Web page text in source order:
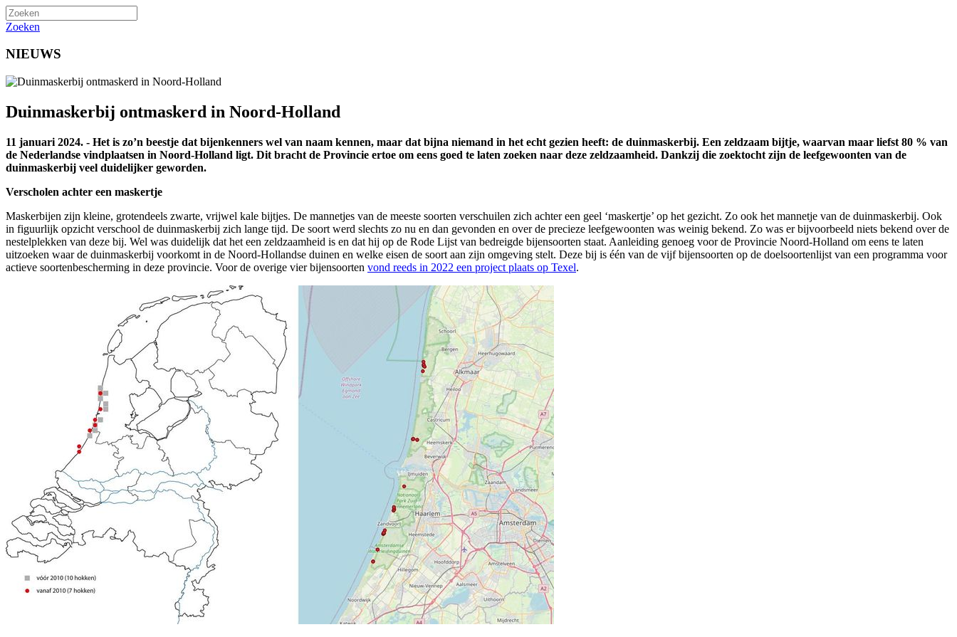
Zoeken
NIEUWS
Duinmaskerbij ontmaskerd in Noord-Holland
11 januari 2024. - Het is zo’n beestje dat bijenkenners wel van naam kennen, maar dat bijna niemand in het echt gezien heeft: de duinmaskerbij. Een zeldzaam bijtje, waarvan maar liefst 80 % van
de Nederlandse vindplaatsen in Noord-Holland ligt. Dit bracht de Provincie ertoe om eens goed te laten zoeken naar deze zeldzaamheid. Dankzij die zoektocht zijn de leefgewoonten van de
duinmaskerbij veel duidelijker geworden.
Verscholen achter een maskertje
Maskerbijen zijn kleine, grotendeels zwarte, vrijwel kale bijtjes. De mannetjes van de meeste soorten verschuilen zich achter een geel ‘maskertje’ op het gezicht. Zo ook het mannetje van de duinmaskerbij. Ook
in figuurlijk opzicht verschool de duinmaskerbij zich lange tijd. De soort werd slechts zo nu en dan gevonden en over de precieze leefgewoonten was weinig bekend. Zo was er bijvoorbeeld niets bekend over de
nestelplekken van deze bij. Wel was duidelijk dat het een zeldzaamheid is en dat hij op de Rode Lijst van bedreigde bijensoorten staat. Aanleiding genoeg voor de Provincie Noord-Holland om eens te laten
uitzoeken waar de duinmaskerbij voorkomt in de Noord-Hollandse duinen en welke eisen de soort aan zijn omgeving stelt. Deze bij is één van de vijf bijensoorten op de doelsoortenlijst van een programma voor
actieve soortenbescherming in deze provincie. Voor de overige vier bijensoorten vond reeds in 2022 een project plaats op Texel.